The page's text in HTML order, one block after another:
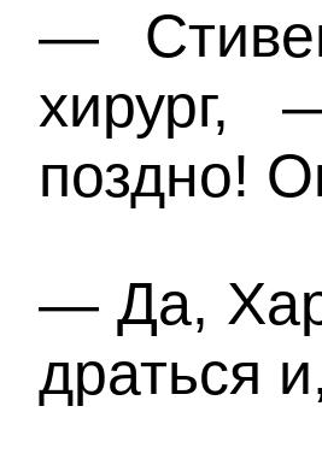
—
хирург,
поздно!
— Да,
драться